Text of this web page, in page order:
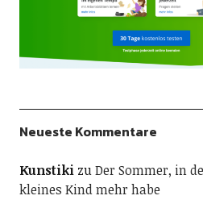
Neueste Kommentare
KunstikizuDer Sommer, in
kleines Kind mehr habe